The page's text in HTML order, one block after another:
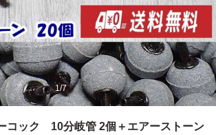
1/7
コック 10分岐管 2個＋エアーストーン